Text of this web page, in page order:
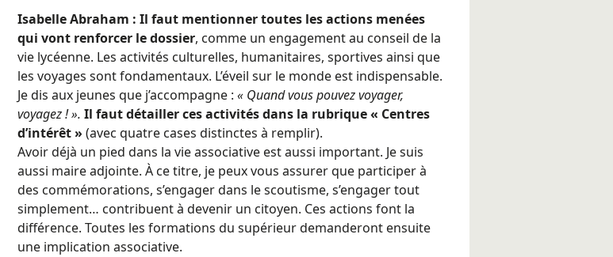
Isabelle Abraham : Il faut mentionner toutes les actions menées
qui vont renforcer le dossier, comme un engagement au conseil de la
vie lycéenne. Les activités culturelles, humanitaires, sportives ainsi que
les voyages sont fondamentaux. L’éveil sur le monde est indispensable.
Je dis aux jeunes que j’accompagne : « Quand vous pouvez voyager,
voyagez ! ». Il faut détailler ces activités dans la rubrique « Centres
d’intérêt » (avec quatre cases distinctes à remplir).
Avoir déjà un pied dans la vie associative est aussi important. Je suis
aussi maire adjointe. À ce titre, je peux vous assurer que participer à
des commémorations, s’engager dans le scoutisme, s’engager tout
simplement… contribuent à devenir un citoyen. Ces actions font la
différence. Toutes les formations du supérieur demanderont ensuite
une implication associative.